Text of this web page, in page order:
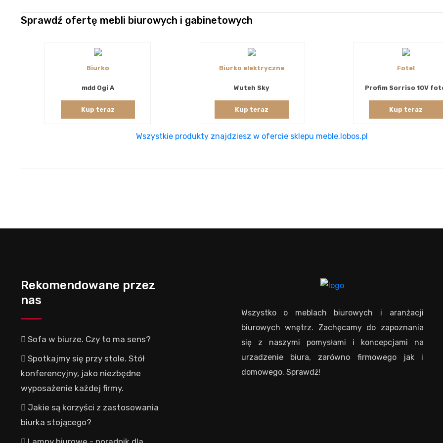
Sprawdź ofertę mebli biurowych i gabinetowych
Biurko
mdd Ogi A
Kup teraz
Biurko elektryczne
Wuteh Sky
Kup teraz
Fotel
Profim Sorriso 10V
Kup teraz
Wszystkie produkty znajdziesz w ofercie sklepu meble.lobos.pl
Rekomendowane przez
nas
Sofa w biurze. Czy to ma sens?
Spotkajmy się przy stole. Stół
konferencyjny, jako niezbędne
wyposażenie każdej firmy.
Jakie są korzyści z zastosowania
biurka stojącego?
Wszystko o meblach biurowych i aranżacji
biurowych wnętrz. Zachęcamy do zapoznania
się z naszymi pomysłami i koncepcjami na
urzadzenie biura, zarówno firmowego jak i
domowego. Sprawdź!